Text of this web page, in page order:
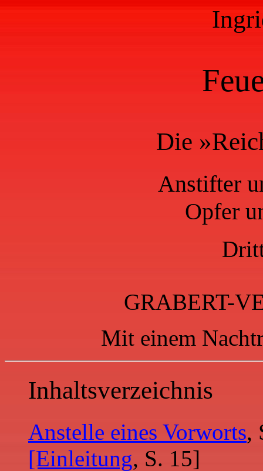
Die
Anstifter
Opfer
GRABERT-
Mit einem
Inhaltsverzeichnis
Anstelle eines Vorworts,
[Einleitung, S. 15]